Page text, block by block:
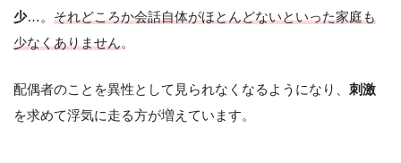
少…。 それどころか会話自体がほとんどないといった家庭も
少なくありません。
配偶者のことを異性として見られなくなるようになり、 刺激
を求めて浮気に走る方が増えています。